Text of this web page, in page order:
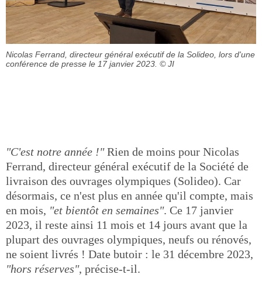
Nicolas Ferrand, directeur général exécutif de la Solideo, lors d'une
conférence de presse le 17 janvier 2023. © JI
"C'est notre année !"Rien de moins pour Nicolas
Ferrand, directeur général exécutif de la Société de
livraison des ouvrages olympiques (Solideo). Car
désormais, ce n'est plus en année qu'il compte, mais
en mois, "et bientôt en semaines". Ce 17 janvier
2023, il reste ainsi 11 mois et 14 jours avant que la
plupart des ouvrages olympiques, neufs ou rénovés,
ne soient livrés ! Date butoir : le 31 décembre 2023,
"hors réserves", précise-t-il.